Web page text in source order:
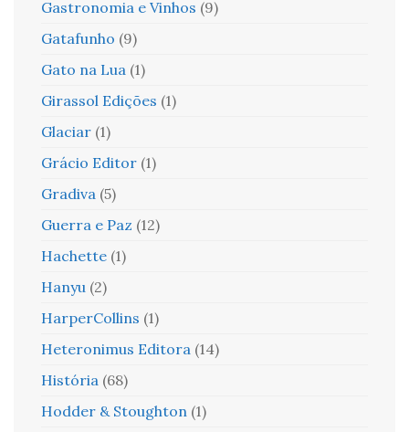
Gastronomia e Vinhos (9)
Gatafunho (9)
Gato na Lua (1)
Girassol Edições (1)
Glaciar (1)
Grácio Editor (1)
Gradiva (5)
Guerra e Paz (12)
Hachette (1)
Hanyu (2)
HarperCollins (1)
Heteronimus Editora (14)
História (68)
Hodder & Stoughton (1)